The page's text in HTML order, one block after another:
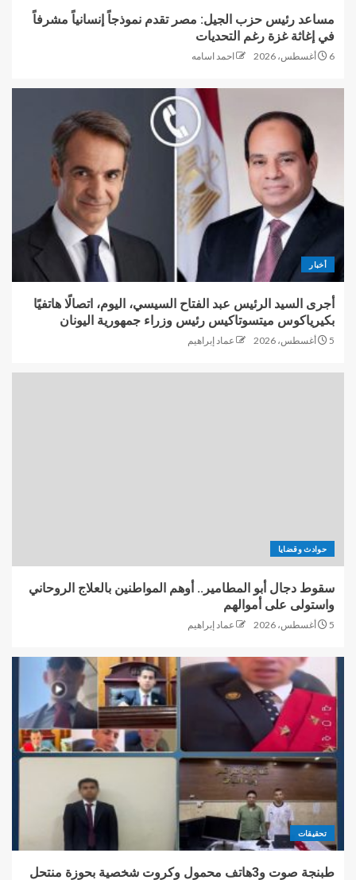
مساعد رئيس حزب الجيل: مصر تقدم نموذجاً إنسانياً مشرفاً
في إغاثة غزة رغم التحديات
6 أغسطس، 2026 احمد اسامه
أخبار
أجرى السيد الرئيس عبد الفتاح السيسي، اليوم، اتصالًا هاتفيًا
بكيرياكوس ميتسوتاكيس رئيس وزراء جمهورية اليونان
5 أغسطس، 2026 عماد إبراهيم
حوادث وقضايا
سقوط دجال أبو المطامير.. أوهم المواطنين بالعلاج الروحاني
واستولى على أموالهم
5 أغسطس، 2026 عماد إبراهيم
تحقيقات
طبنجة صوت و3هاتف محمول وكروت شخصية بحوزة منتحل